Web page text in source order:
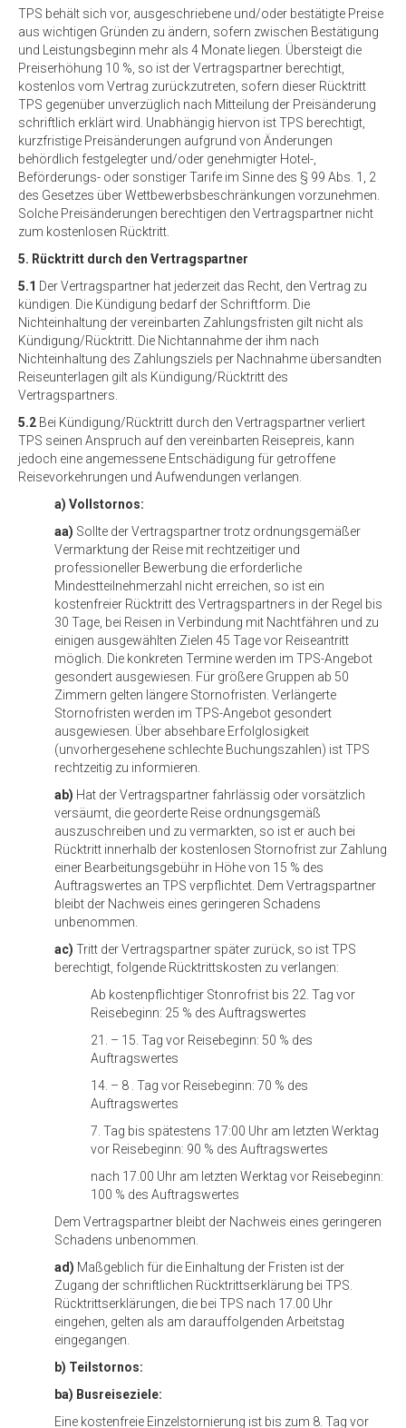
TPS behält sich vor, ausgeschriebene und/oder bestätigte Preise
aus wichtigen Gründen zu ändern, sofern zwischen Bestätigung
und Leistungsbeginn mehr als 4 Monate liegen. Übersteigt die
Preiserhöhung 10 %, so ist der Vertragspartner berechtigt,
kostenlos vom Vertrag zurückzutreten, sofern dieser Rücktritt
TPS gegenüber unverzüglich nach Mitteilung der Preisänderung
schriftlich erklärt wird. Unabhängig hiervon ist TPS berechtigt,
kurzfristige Preisänderungen aufgrund von Änderungen
behördlich festgelegter und/oder genehmigter Hotel-,
Beförderungs- oder sonstiger Tarife im Sinne des § 99 Abs. 1, 2
des Gesetzes über Wettbewerbsbeschränkungen vorzunehmen.
Solche Preisänderungen berechtigen den Vertragspartner nicht
zum kostenlosen Rücktritt.
5. Rücktritt durch den Vertragspartner
5.1 Der Vertragspartner hat jederzeit das Recht, den Vertrag zu
kündigen. Die Kündigung bedarf der Schriftform. Die
Nichteinhaltung der vereinbarten Zahlungsfristen gilt nicht als
Kündigung/Rücktritt. Die Nichtannahme der ihm nach
Nichteinhaltung des Zahlungsziels per Nachnahme übersandten
Reiseunterlagen gilt als Kündigung/Rücktritt des
Vertragspartners.
5.2 Bei Kündigung/Rücktritt durch den Vertragspartner verliert
TPS seinen Anspruch auf den vereinbarten Reisepreis, kann
jedoch eine angemessene Entschädigung für getroffene
Reisevorkehrungen und Aufwendungen verlangen.
a) Vollstornos:
aa) Sollte der Vertragspartner trotz ordnungsgemäßer
Vermarktung der Reise mit rechtzeitiger und
professioneller Bewerbung die erforderliche
Mindestteilnehmerzahl nicht erreichen, so ist ein
kostenfreier Rücktritt des Vertragspartners in der Regel bis
30 Tage, bei Reisen in Verbindung mit Nachtfähren und zu
einigen ausgewählten Zielen 45 Tage vor Reiseantritt
möglich. Die konkreten Termine werden im TPS-Angebot
gesondert ausgewiesen. Für größere Gruppen ab 50
Zimmern gelten längere Stornofristen. Verlängerte
Stornofristen werden im TPS-Angebot gesondert
ausgewiesen. Über absehbare Erfolglosigkeit
(unvorhergesehene schlechte Buchungszahlen) ist TPS
rechtzeitig zu informieren.
ab) Hat der Vertragspartner fahrlässig oder vorsätzlich
versäumt, die georderte Reise ordnungsgemäß
auszuschreiben und zu vermarkten, so ist er auch bei
Rücktritt innerhalb der kostenlosen Stornofrist zur Zahlung
einer Bearbeitungsgebühr in Höhe von 15 % des
Auftragswertes an TPS verpflichtet. Dem Vertragspartner
bleibt der Nachweis eines geringeren Schadens
unbenommen.
ac) Tritt der Vertragspartner später zurück, so ist TPS
berechtigt, folgende Rücktrittskosten zu verlangen:
Ab kostenpflichtiger Stonrofrist bis 22. Tag vor
Reisebeginn: 25 % des Auftragswertes
21. – 15. Tag vor Reisebeginn: 50 % des
Auftragswertes
14. – 8 . Tag vor Reisebeginn: 70 % des
Auftragswertes
7. Tag bis spätestens 17:00 Uhr am letzten Werktag
vor Reisebeginn: 90 % des Auftragswertes
nach 17.00 Uhr am letzten Werktag vor Reisebeginn:
100 % des Auftragswertes
Dem Vertragspartner bleibt der Nachweis eines geringeren
Schadens unbenommen.
ad) Maßgeblich für die Einhaltung der Fristen ist der
Zugang der schriftlichen Rücktrittserklärung bei TPS.
Rücktrittserklärungen, die bei TPS nach 17.00 Uhr
eingehen, gelten als am darauffolgenden Arbeitstag
eingegangen.
b) Teilstornos:
ba) Busreiseziele:
Eine kostenfreie Einzelstornierung ist bis zum 8. Tag vor